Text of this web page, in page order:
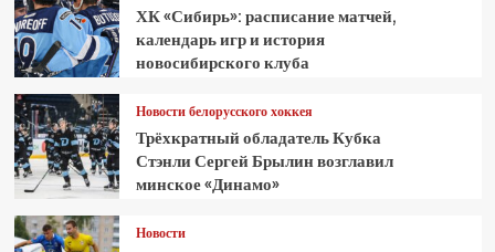
ХК «Сибирь»: расписание матчей,
календарь игр и история
новосибирского клуба
Новости белорусского хоккея
Трёхкратный обладатель Кубка
Стэнли Сергей Брылин возглавил
минское «Динамо»
Новости